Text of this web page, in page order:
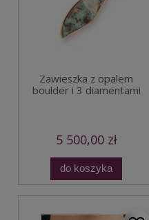
Zawieszka z opalem
boulder i 3 diamentami
5 500,00 zł
do koszyka